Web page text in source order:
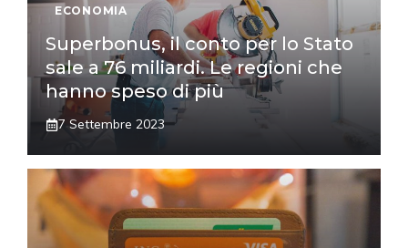
ECONOMIA
Superbonus, il conto per lo Stato
sale a 76 miliardi. Le regioni che
hanno speso di più
7 Settembre 2023